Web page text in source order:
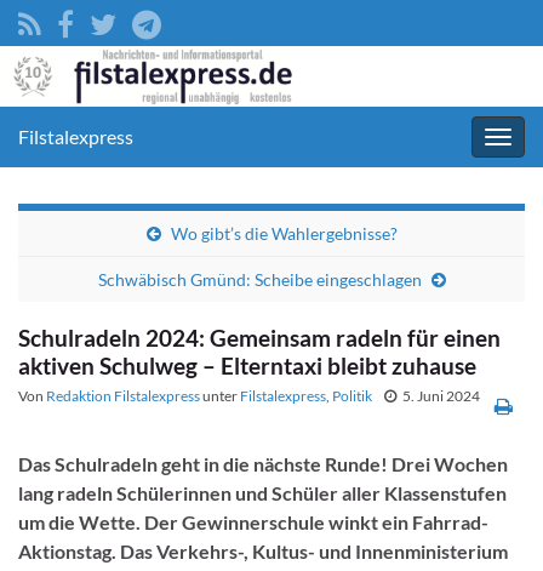
Filstalexpress
Wo gibt’s die Wahlergebnisse?
Schwäbisch Gmünd: Scheibe eingeschlagen
Schulradeln 2024: Gemeinsam radeln für einen
aktiven Schulweg – Elterntaxi bleibt zuhause
Von Redaktion Filstalexpressunter Filstalexpress, Politik 5. Juni 2024
Das Schulradeln geht in die nächste Runde! Drei Wochen
lang radeln Schülerinnen und Schüler aller Klassenstufen
um die Wette. Der Gewinnerschule winkt ein Fahrrad-
Aktionstag. Das Verkehrs-, Kultus- und Innenministerium